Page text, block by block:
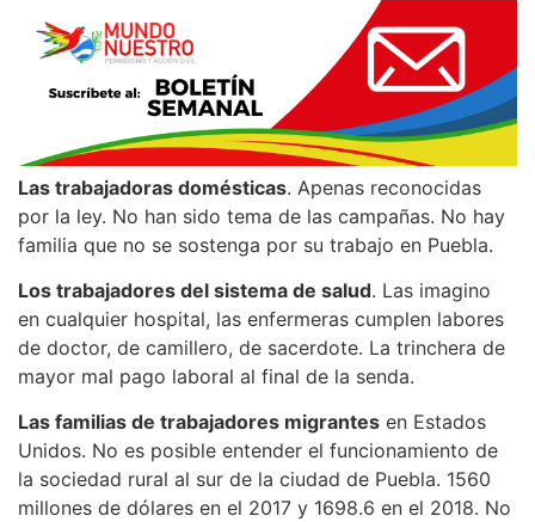
Las trabajadoras domésticas. Apenas reconocidas
por la ley. No han sido tema de las campañas. No hay
familia que no se sostenga por su trabajo en Puebla.
Los trabajadores del sistema de salud. Las imagino
en cualquier hospital, las enfermeras cumplen labores
de doctor, de camillero, de sacerdote. La trinchera de
mayor mal pago laboral al final de la senda.
Las familias de trabajadores migrantes en Estados
Unidos. No es posible entender el funcionamiento de
la sociedad rural al sur de la ciudad de Puebla. 1560
millones de dólares en el 2017 y 1698.6 en el 2018. No